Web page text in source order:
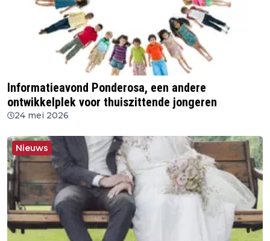
Informatieavond Ponderosa, een andere
ontwikkelplek voor thuiszittende jongeren
24 mei 2026
Nieuws